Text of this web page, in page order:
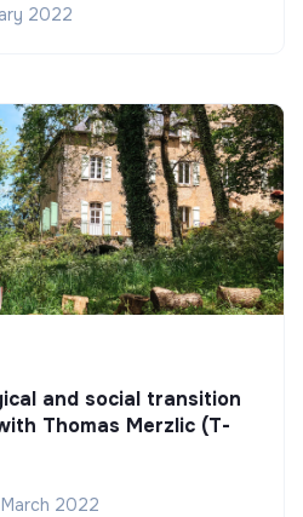
2022
and social transition
Thomas Merzlic (T-
March 2022